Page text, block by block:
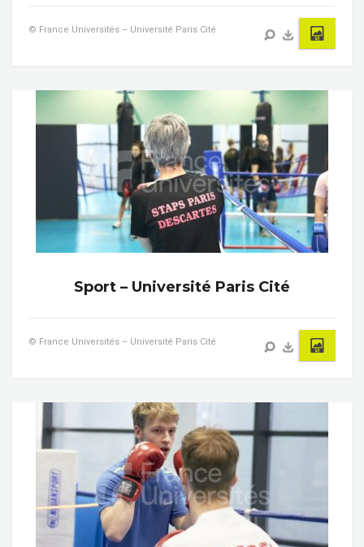
© France Universités – Université Paris Cité
Sport – Université Paris Cité
© France Universités – Université Paris Cité